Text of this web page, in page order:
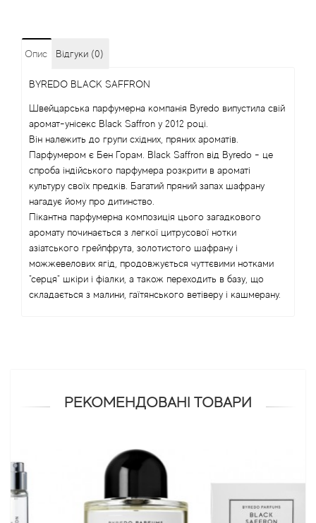
Опис Відгуки (0)
BYREDO BLACK SAFFRON
Швейцарська парфумерна компанія Byredo випустила свій
аромат-унісекс Black Saffron у 2012 році.
Він належить до групи східних, пряних ароматів.
Парфумером є Бен Горам. Black Saffron від Byredo - це
спроба індійського парфумера розкрити в ароматі
культуру своїх предків. Багатий пряний запах шафрану
нагадує йому про дитинство.
Пікантна парфумерна композиція цього загадкового
аромату починається з легкої цитрусової нотки
азіатського грейпфрута, золотистого шафрану і
можжевелових ягід, продовжується чуттєвими нотками
"серця" шкіри і фіалки, а також переходить в базу, що
складається з малини, гаїтянського ветіверу і кашмерану.
РЕКОМЕНДОВАНІ ТОВАРИ
Anne Fontaine
Antonia's Flowers
Antonio Banderas
Antonio Puig
Antonio Visconti
Aquolina
Armand Basi